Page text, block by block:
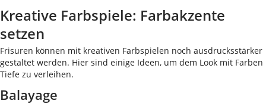
Kreative Farbspiele: Farbakzente
setzen
Frisuren können mit kreativen Farbspielen noch ausdrucksstärker
gestaltet werden. Hier sind einige Ideen, um dem Look mit Farben
Tiefe zu verleihen.
Balayage